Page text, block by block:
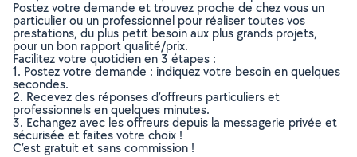
Postez votre demande et trouvez proche de chez vous un
particulier ou un professionnel pour réaliser toutes vos
prestations, du plus petit besoin aux plus grands projets,
pour un bon rapport qualité/prix.
Facilitez votre quotidien en 3 étapes :
1. Postez votre demande : indiquez votre besoin en quelques
secondes.
2. Recevez des réponses d’offreurs particuliers et
professionnels en quelques minutes.
3. Echangez avec les offreurs depuis la messagerie privée et
sécurisée et faites votre choix !
C’est gratuit et sans commission !